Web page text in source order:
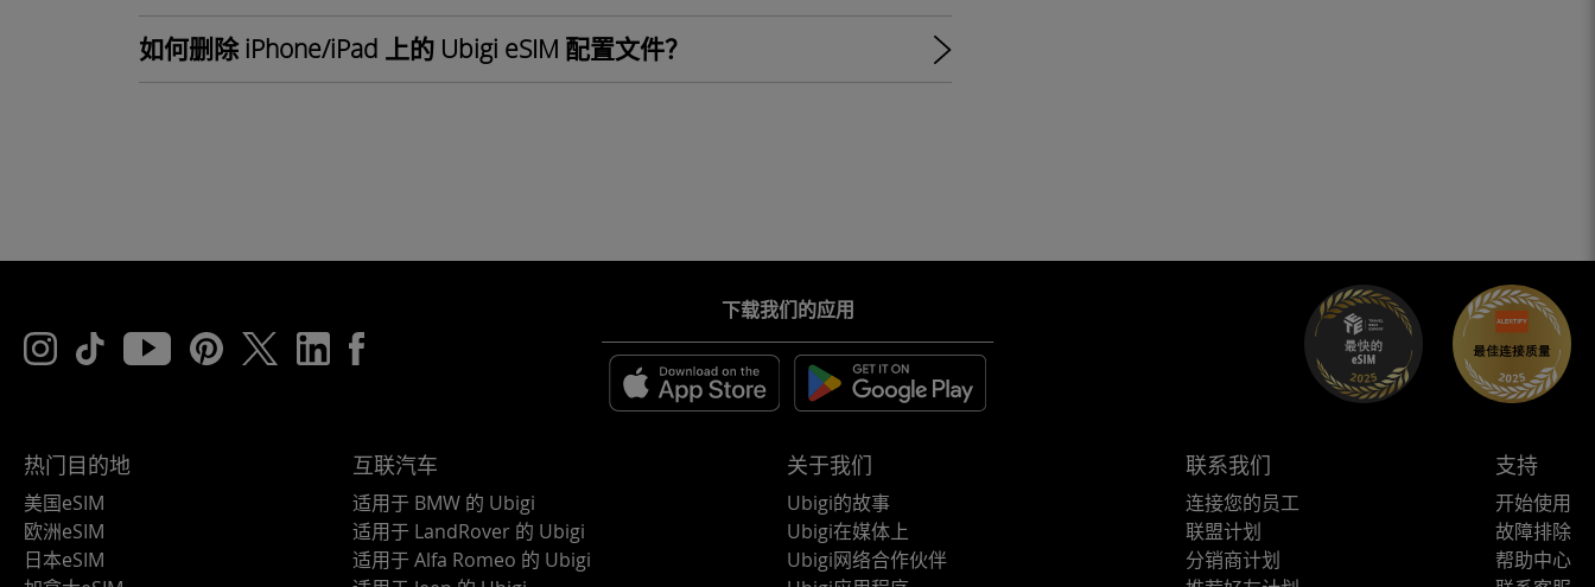
如何删除 iPhone/iPad 上的 Ubigi eSIM 配置文件？
下载我们的应用
热门目的地
美国eSIM
欧洲eSIM
日本eSIM
互联汽车
适用于 BMW 的 Ubigi
适用于 LandRover 的 Ubigi
适用于 Alfa Romeo 的 Ubigi
关于我们
Ubigi的故事
Ubigi在媒体上
Ubigi网络合作伙伴
联系我们
连接您的员工
联盟计划
分销商计划
支持
开始使用
故障排除
帮助中心